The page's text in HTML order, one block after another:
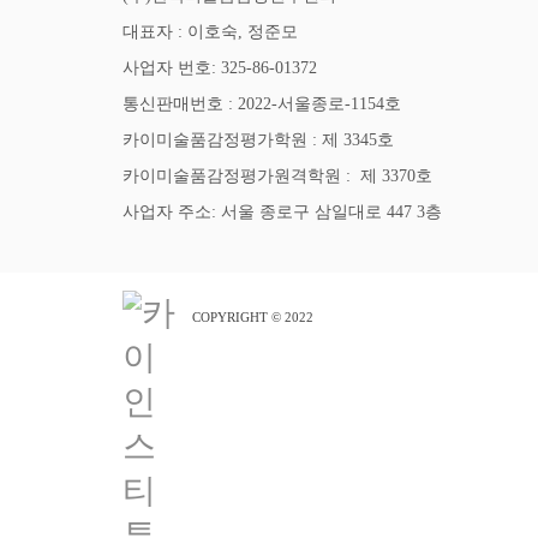
대표자 : 이호숙, 정준모
사업자 번호: 325-86-01372
통신판매번호 : 2022-서울종로-1154호
카이미술품감정평가학원 : 제 3345호
카이미술품감정평가원격학원 : 제 3370호
사업자 주소: 서울 종로구 삼일대로 447 3층
COPYRIGHT © 2022